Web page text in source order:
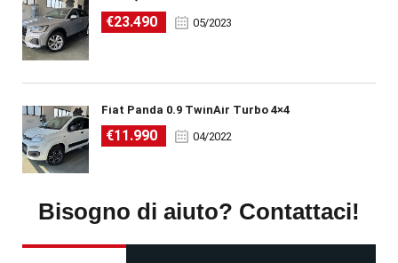
€23.490 05/2023
Fiat Panda 0.9 TwinAir Turbo 4×4
€11.990 04/2022
Bisogno di aiuto? Contattaci!